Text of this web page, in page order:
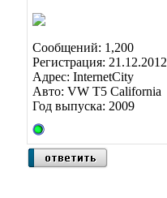
Сообщений: 1,200
Регистрация: 21.12.2012
Адрес: InternetCity
Авто: VW T5 California
Год выпуска: 2009